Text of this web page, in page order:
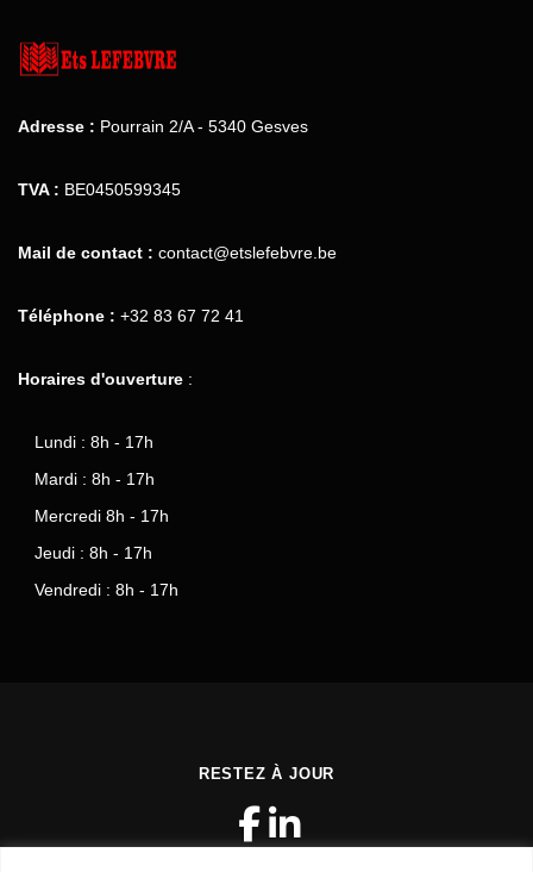
Adresse : Pourrain 2/A - 5340 Gesves
TVA : BE0450599345
Mail de contact : contact@etslefebvre.be
Téléphone : +32 83 67 72 41
Horaires d'ouverture :
Lundi : 8h - 17h
Mardi : 8h - 17h
Mercredi 8h - 17h
Jeudi : 8h - 17h
Vendredi : 8h - 17h
RESTEZ À JOUR